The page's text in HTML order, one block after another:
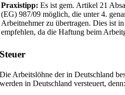
Praxistipp:Es ist gem. Artikel 21
(EG) 987/09 möglich, die unter 4.
Arbeitnehmer zu übertragen. Dies ist
empfehlen, da die Haftung beim
Steuer
Die Arbeitslöhne der in Deutschland
werden in Deutschland versteuert, denn: